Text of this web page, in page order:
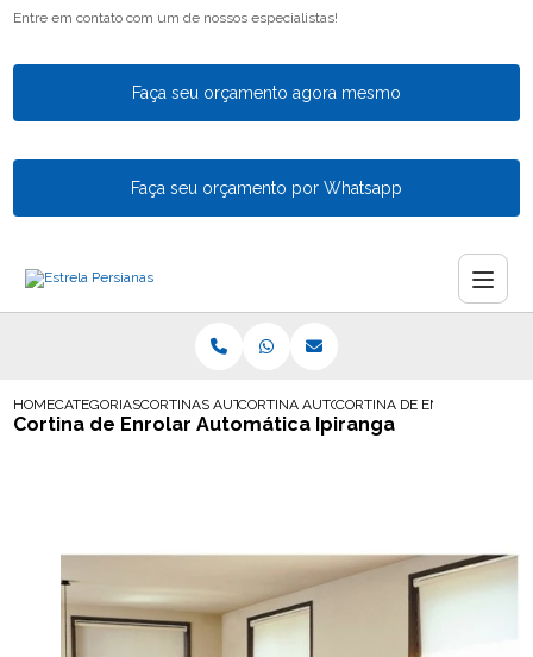
Entre em contato com um de nossos especialistas!
Faça seu orçamento agora mesmo
Faça seu orçamento por Whatsapp
HOMECATEGORIASCORTINAS AUTOMATICASCORTINA AUTOMATICA PARA SALA
CORTINA DE ENROLAR
Cortina de Enrolar Automática Ipiranga